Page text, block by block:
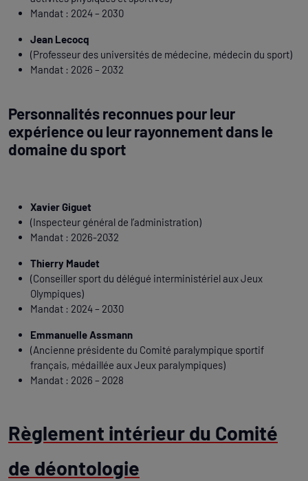
Mandat : 2024 – 2030
Jean Lecocq
(Professeur des universités de médecine, médecin du sport)
Mandat : 2026 – 2032
Personnalités reconnues pour leur
expérience ou leur rayonnement dans le
domaine du sport
Xavier Giguet
(Inspecteur général de l’administration)
Mandat : 2026-2032
Thierry Maudet
(Conseiller sport du délégué interministériel aux Jeux
Olympiques)
Mandat : 2024 – 2030
Emmanuelle Assmann
(Ancienne présidente du Comité paralympique sportif
français, médaillée aux Jeux paralympiques)
Mandat : 2026 – 2028
Règlement intérieur du Comité
de déontologie